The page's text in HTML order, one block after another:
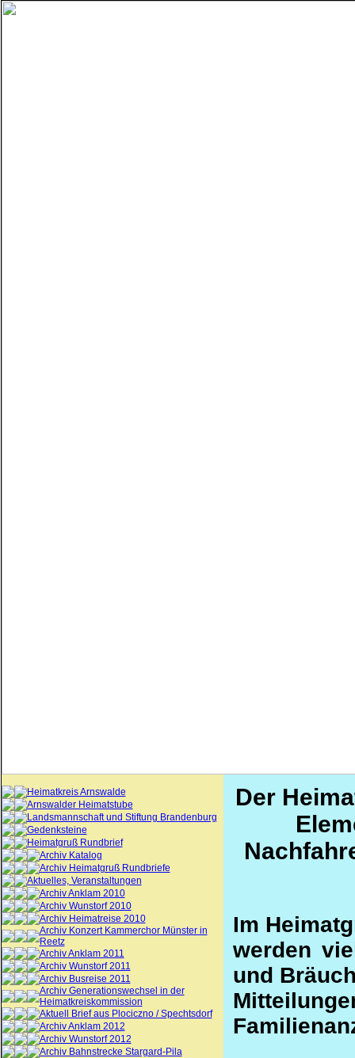
Heimatkreis Arnswalde
Arnswalder Heimatstube
Landsmannschaft und Stiftung Brandenburg
Gedenksteine
Heimatgruß Rundbrief
Archiv Katalog
Archiv Heimatgruß Rundbriefe
Aktuelles, Veranstaltungen
Archiv Anklam 2010
Archiv Wunstorf 2010
Archiv Heimatreise 2010
Archiv Konzert Kammerchor Münster in
Reetz
Archiv Anklam 2011
Archiv Wunstorf 2011
Archiv Busreise 2011
Archiv Generationswechsel in der
Heimatkreiskommission
Aktuell Brief aus Plociczno / Spechtsdorf
Archiv Anklam 2012
Archiv Wunstorf 2012
Archiv Bahnstrecke Stargard-Pila
Der
Im
werden
und